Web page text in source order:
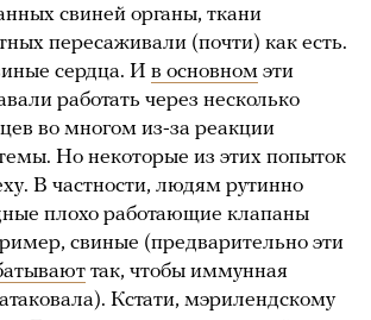
свиней органы, ткани
пересаживали (почти) как есть.
сердца. И в основном эти
работать через несколько
во многом из-за реакции
Но некоторые из этих попыток
В частности, людям рутинно
плохо работающие клапаны
свиные (предварительно эти
так, чтобы иммунная
Кстати, мэрилендскому